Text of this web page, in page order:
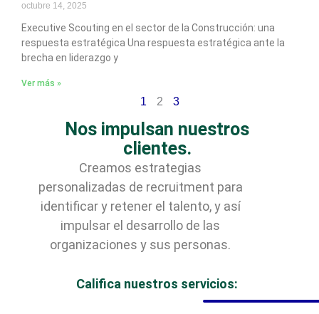
octubre 14, 2025
Executive Scouting en el sector de la Construcción: una
respuesta estratégica Una respuesta estratégica ante la
brecha en liderazgo y
Ver más »
1 2 3
Nos impulsan nuestros
clientes.
Creamos estrategias
personalizadas de recruitment para
identificar y retener el talento, y así
impulsar el desarrollo de las
organizaciones y sus personas.
Califica nuestros servicios: